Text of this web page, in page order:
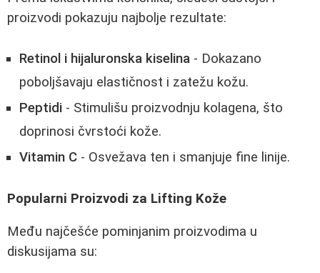
proizvodi pokazuju najbolje rezultate:
Retinol i hijaluronska kiselina - Dokazano
poboljšavaju elastičnost i zatežu kožu.
Peptidi - Stimulišu proizvodnju kolagena, što
doprinosi čvrstoći kože.
Vitamin C - Osvežava ten i smanjuje fine linije.
Popularni Proizvodi za Lifting Kože
Među najčešće pominjanim proizvodima u
diskusijama su: